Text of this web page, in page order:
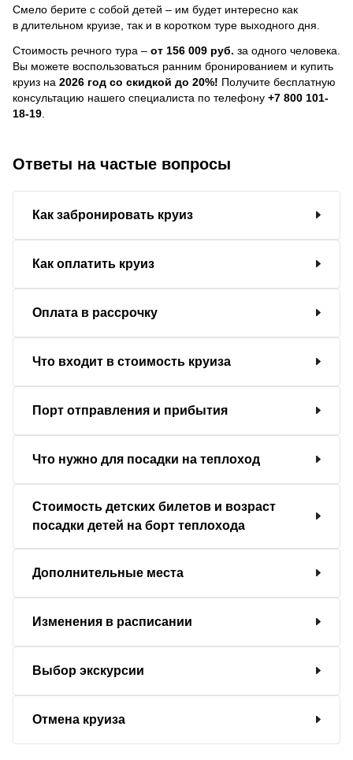
Смело берите с собой детей – им будет интересно как
в длительном круизе, так и в коротком туре выходного дня.
Стоимость речного тура – от 156 009 руб. за одного человека.
Вы можете воспользоваться ранним бронированием и купить
круиз на 2026 год со скидкой до 20%! Получите бесплатную
консультацию нашего специалиста по телефону +7 800 101-
18-19
Ответы на частые вопросы
Как забронировать круиз
Как оплатить круиз
Оплата в рассрочку
Что входит в стоимость круиза
Порт отправления и прибытия
Что нужно для посадки на теплоход
Стоимость детских билетов и возраст
посадки детей на борт теплохода
Дополнительные места
Изменения в расписании
Выбор экскурсии
Отмена круиза